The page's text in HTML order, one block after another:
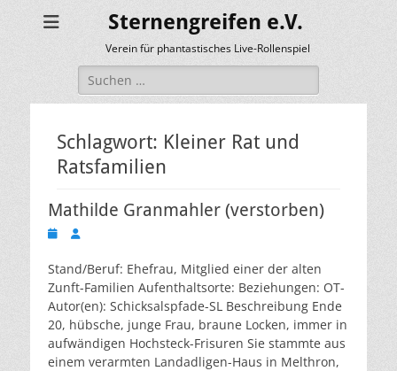
Sternengreifen e.V.
Verein für phantastisches Live-Rollenspiel
Suchen
nach:
Schlagwort: Kleiner Rat und
Ratsfamilien
Mathilde Granmahler (verstorben)
Veröffentlicht
Autor
Stand/Beruf: Ehefrau, Mitglied einer der alten
Zunft-Familien Aufenthaltsorte: Beziehungen: OT-
Autor(en): Schicksalspfade-SL Beschreibung Ende
20, hübsche, junge Frau, braune Locken, immer in
aufwändigen Hochsteck-Frisuren Sie stammte aus
einem verarmten Landadligen-Haus in Melthron,